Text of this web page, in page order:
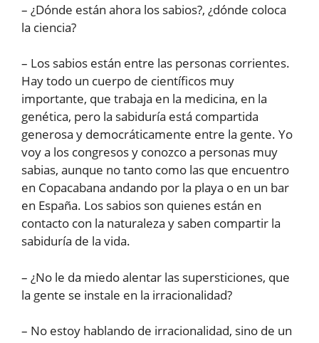
– ¿Dónde están ahora los sabios?, ¿dónde coloca
la ciencia?
– Los sabios están entre las personas corrientes.
Hay todo un cuerpo de científicos muy
importante, que trabaja en la medicina, en la
genética, pero la sabiduría está compartida
generosa y democráticamente entre la gente. Yo
voy a los congresos y conozco a personas muy
sabias, aunque no tanto como las que encuentro
en Copacabana andando por la playa o en un bar
en España. Los sabios son quienes están en
contacto con la naturaleza y saben compartir la
sabiduría de la vida.
– ¿No le da miedo alentar las supersticiones, que
la gente se instale en la irracionalidad?
– No estoy hablando de irracionalidad, sino de un